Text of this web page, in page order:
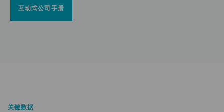
简体中文
互动式公司手册
关键数据